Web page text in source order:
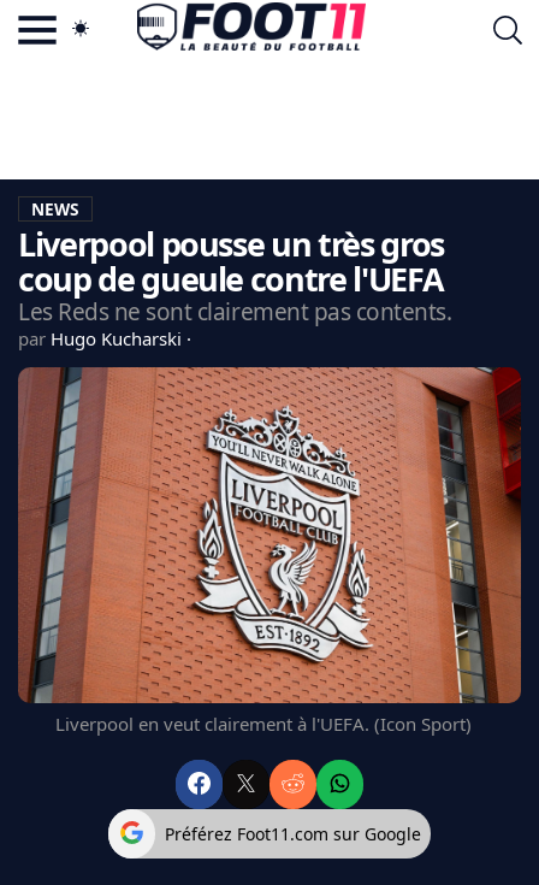
LA CHARTE
VIE PRIVÉE
CGU
CONTACTEZ-NOUS
MERCATO
CDM 2026
EDF
PSG
LIGUE 1
REAL MADRID
FC BARCELONE
MANCHESTER UNITED
CHELSEA
ARSENAL
BAYERN
L'AVIS DE LA RÉDAC'
NEWS
Liverpool pousse un très gros
coup de gueule contre l'UEFA
Les Reds ne sont clairement pas contents.
par Hugo Kucharski
Liverpool en veut clairement à l'UEFA. (Icon Sport)
Préférez Foot11.com sur Google